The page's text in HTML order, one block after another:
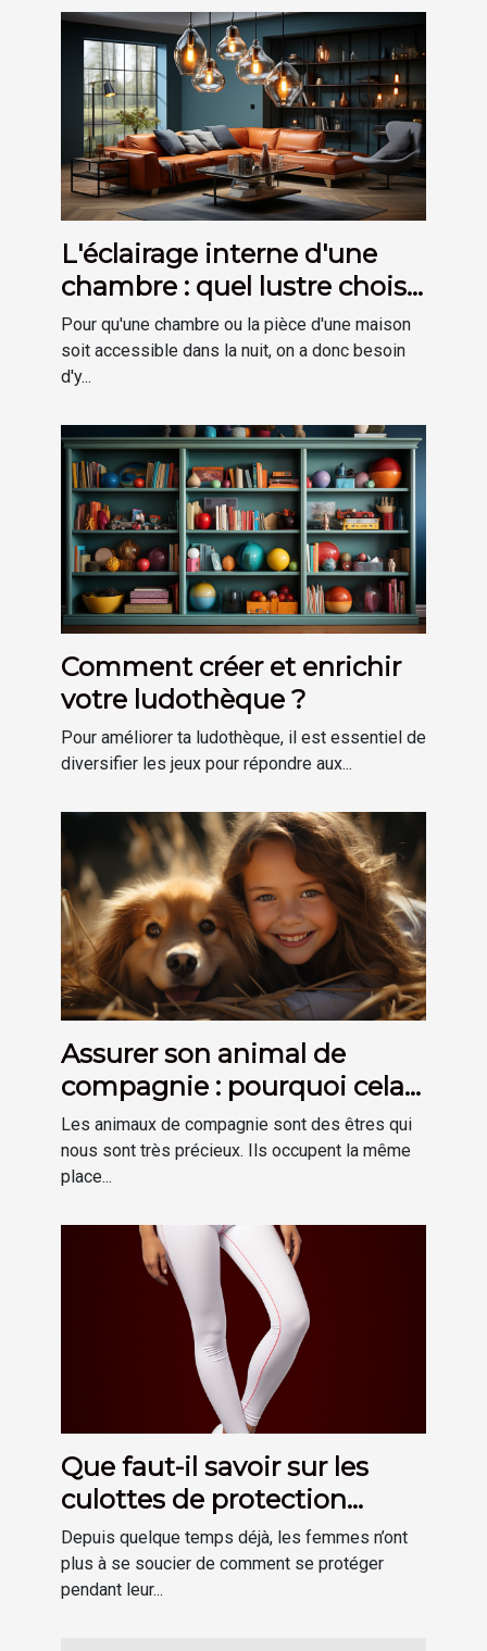
L'éclairage interne d'une
chambre : quel lustre choisir
?
Pour qu'une chambre ou la pièce d'une maison
soit accessible dans la nuit, on a donc besoin
d'y...
Comment créer et enrichir
votre ludothèque ?
Pour améliorer ta ludothèque, il est essentiel de
diversifier les jeux pour répondre aux...
Assurer son animal de
compagnie : pourquoi cela
est-il important ?
Les animaux de compagnie sont des êtres qui
nous sont très précieux. Ils occupent la même
place...
Que faut-il savoir sur les
culottes de protection
hygiénique menstruelle ?
Depuis quelque temps déjà, les femmes n’ont
plus à se soucier de comment se protéger
pendant leur...